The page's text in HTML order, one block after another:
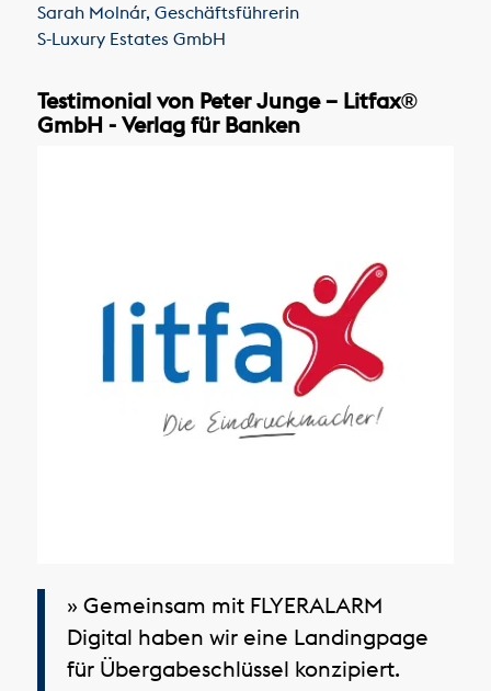
Sarah Molnár, Geschäftsführerin
S-Luxury Estates GmbH
Testimonial von Peter Junge – Litfax®
GmbH - Verlag für Banken
» Gemeinsam mit FLYERALARM
Digital haben wir eine Landingpage
für Übergabeschlüssel konzipiert.